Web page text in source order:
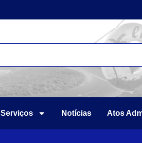
Serviços Notícias Atos